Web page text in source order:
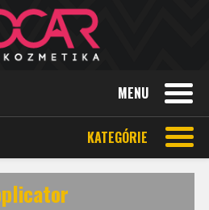
MENU
KATEGÓRIE